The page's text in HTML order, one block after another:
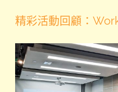
精彩活動回顧：